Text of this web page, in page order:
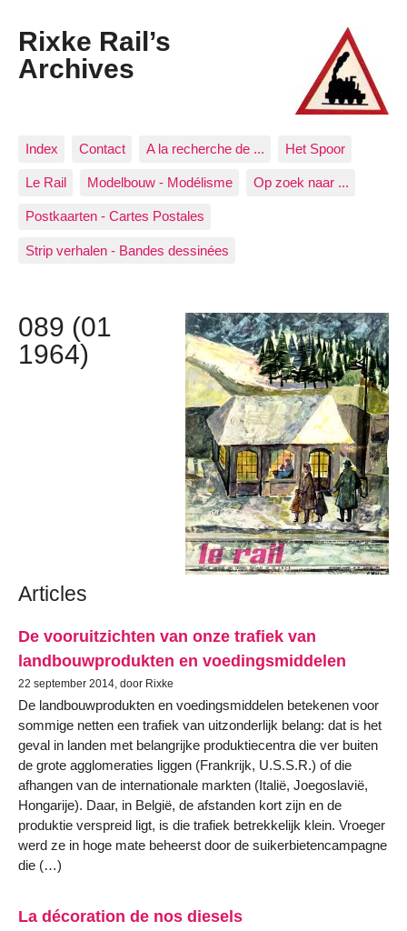
Rixke Rail’s
Archives
Index Contact A la recherche de ... Het Spoor
Le Rail Modelbouw - Modélisme Op zoek naar ...
Postkaarten - Cartes Postales
Strip verhalen - Bandes dessinées
089 (01
1964)
Articles
De vooruitzichten van onze trafiek van
landbouwprodukten en voedingsmiddelen
22 september 2014, door Rixke
De landbouwprodukten en voedingsmiddelen betekenen voor
sommige netten een trafiek van uitzonderlijk belang: dat is het
geval in landen met belangrijke produktiecentra die ver buiten
de grote agglomeraties liggen (Frankrijk, U.S.S.R.) of die
afhangen van de internationale markten (Italië, Joegoslavië,
Hongarije). Daar, in België, de afstanden kort zijn en de
produktie verspreid ligt, is die trafiek betrekkelijk klein. Vroeger
werd ze in hoge mate beheerst door de suikerbietencampagne
die (…)
La décoration de nos diesels